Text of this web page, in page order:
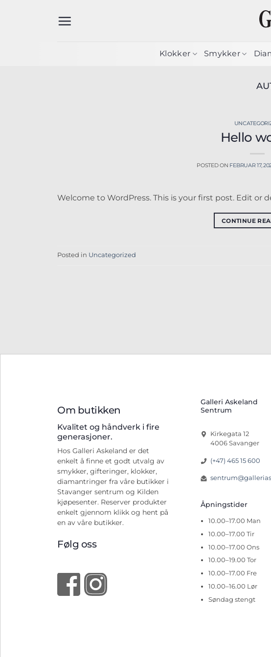
Klokker Smykker
Hello
POSTED ON FEBRUAR 17,
Welcome to WordPress. This is your first post. Edit or
CONTINUE
Posted in Uncategorized
Om butikken
Kvalitet og håndverk i fire
generasjoner.
Hos Galleri Askeland er det
enkelt å finne et godt utvalg av
smykker, gifteringer, klokker,
diamantringer fra våre butikker i
Stavanger sentrum og Kilden
kjøpesenter. Reserver produkter
enkelt gjennom klikk og hent på
en av våre butikker.
Følg oss
Galleri Askeland
Sentrum
Kirkegata 12
4006 Savanger
(+47) 465 15 600
Åpningstider
10.00–17.00 Man
10.00–17.00 Tir
10.00–17.00 Ons
10.00–19.00 Tor
10.00–17.00 Fre
10.00–16.00 Lør
Søndag stengt